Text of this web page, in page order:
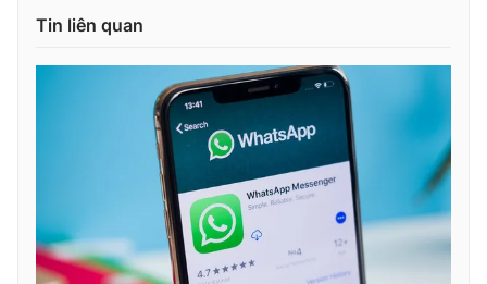
toasoan@vtv.vn
024-7300.7108
Tin liên quan